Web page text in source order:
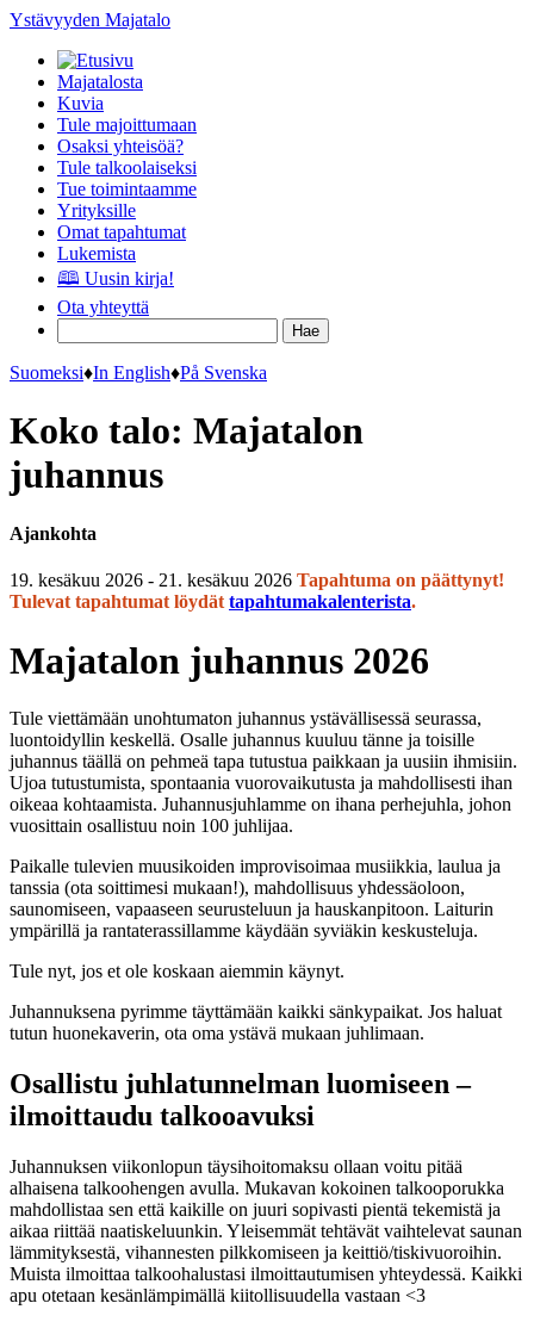
Ystävyyden Majatalo
Majatalosta
Kuvia
Tule majoittumaan
Osaksi yhteisöä?
Tule talkoolaiseksi
Tue toimintaamme
Yrityksille
Omat tapahtumat
Lukemista
🕮 Uusin kirja!
Ota yhteyttä
Suomeksi♦In English♦På Svenska
Koko talo: Majatalon
juhannus
Ajankohta
19. kesäkuu 2026 - 21. kesäkuu 2026 Tapahtuma on päättynyt!
Tulevat tapahtumat löydät tapahtumakalenterista.
Majatalon juhannus 2026
Tule viettämään unohtumaton juhannus ystävällisessä seurassa,
luontoidyllin keskellä. Osalle juhannus kuuluu tänne ja toisille
juhannus täällä on pehmeä tapa tutustua paikkaan ja uusiin ihmisiin.
Ujoa tutustumista, spontaania vuorovaikutusta ja mahdollisesti ihan
oikeaa kohtaamista. Juhannusjuhlamme on ihana perhejuhla, johon
vuosittain osallistuu noin 100 juhlijaa.
Paikalle tulevien muusikoiden improvisoimaa musiikkia, laulua ja
tanssia (ota soittimesi mukaan!), mahdollisuus yhdessäoloon,
saunomiseen, vapaaseen seurusteluun ja hauskanpitoon. Laiturin
ympärillä ja rantaterassillamme käydään syviäkin keskusteluja.
Tule nyt, jos et ole koskaan aiemmin käynyt.
Juhannuksena pyrimme täyttämään kaikki sänkypaikat. Jos haluat
tutun huonekaverin, ota oma ystävä mukaan juhlimaan.
Osallistu juhlatunnelman luomiseen –
ilmoittaudu talkooavuksi
Juhannuksen viikonlopun täysihoitomaksu ollaan voitu pitää
alhaisena talkoohengen avulla. Mukavan kokoinen talkooporukka
mahdollistaa sen että kaikille on juuri sopivasti pientä tekemistä ja
aikaa riittää naatiskeluunkin. Yleisemmät tehtävät vaihtelevat saunan
lämmityksestä, vihannesten pilkkomiseen ja keittiö/tiskivuoroihin.
Muista ilmoittaa talkoohalustasi ilmoittautumisen yhteydessä. Kaikki
apu otetaan kesänlämpimällä kiitollisuudella vastaan <3